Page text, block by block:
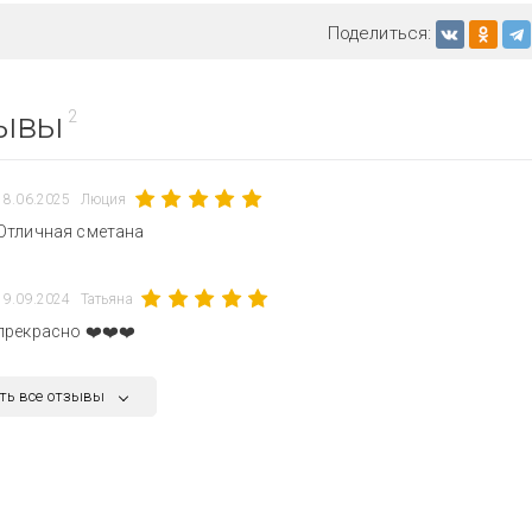
Поделиться:
2
Люция
сметана
Татьяна
❤️❤️❤️
все отзывы